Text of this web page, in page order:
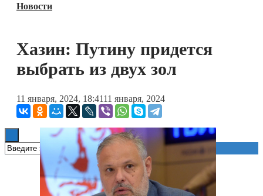
Блокчейн
Книги
Новости
Хазин: Путину придется
выбрать из двух зол
11 января, 2024, 18:4111 января, 2024